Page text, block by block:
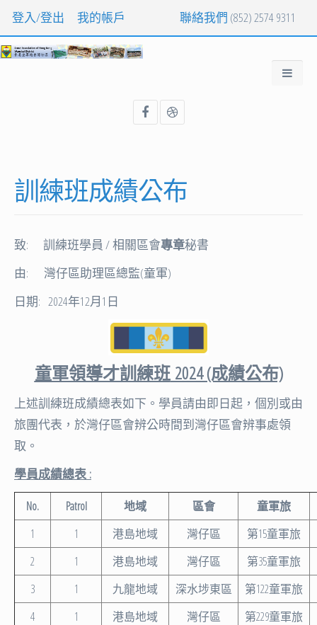
登入/登出 我的帳戶 聯絡我們 (852) 2574 9311
訓練班成績公布
致: 訓練班學員 / 相關區會專章秘書
由: 灣仔區助理區總監(童軍)
日期: 2024年12月1日
童軍領導才訓練班2024 (成績公布)
上述訓練班成績總表如下。學員請由即日起，個別或由
旅團代表，於灣仔區會辨公時間到灣仔區會辨事處領
取。
學員成績總表 :
No. Patrol 地域 區會
童軍旅
1
1 港島地域 灣仔區
第15童軍旅
2
1 港島地域 灣仔區
第35童軍旅
3
1 九龍地域 深水埗東區
第122童軍旅
4
1 港島地域 灣仔區
第229童軍旅